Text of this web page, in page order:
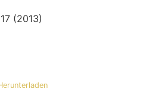
(2013)